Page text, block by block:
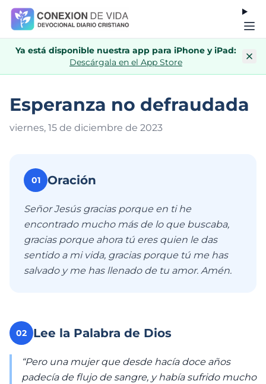
Ya está disponible nuestra app para iPhone y iPad:
Descárgala en el App Store
Esperanza no defraudada
viernes, 15 de diciembre de 2023
01 Oración
Señor Jesús gracias porque en ti he
encontrado mucho más de lo que buscaba,
gracias porque ahora tú eres quien le das
sentido a mi vida, gracias porque tú me has
salvado y me has llenado de tu amor. Amén.
02 Lee la Palabra de Dios
“Pero una mujer que desde hacía doce años
padecía de flujo de sangre, y había sufrido mucho